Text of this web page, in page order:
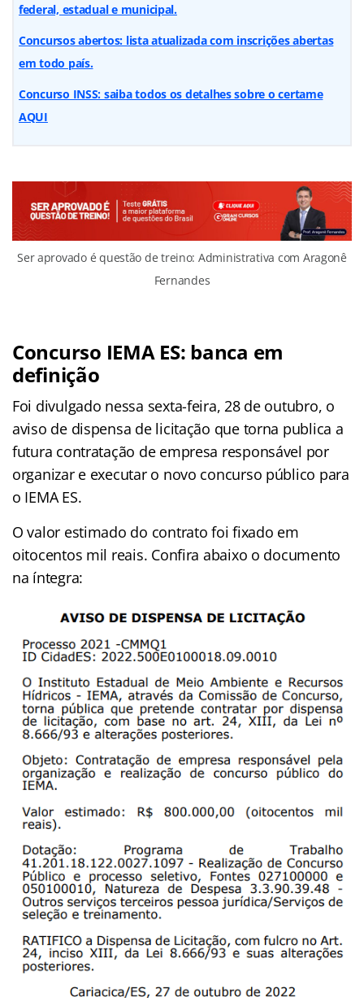
federal, estadual e municipal.
Concursos abertos: lista atualizada com inscrições abertas
em todo país.
Concurso INSS: saiba todos os detalhes sobre o certame
AQUI
Ser aprovado é questão de treino: Administrativa com Aragonê
Fernandes
Concurso IEMA ES: banca em
definição
Foi divulgado nessa sexta-feira, 28 de outubro, o
aviso de dispensa de licitação que torna publica a
futura contratação de empresa responsável por
organizar e executar o novo concurso público para
o IEMA ES.
O valor estimado do contrato foi fixado em
oitocentos mil reais. Confira abaixo o documento
na íntegra: